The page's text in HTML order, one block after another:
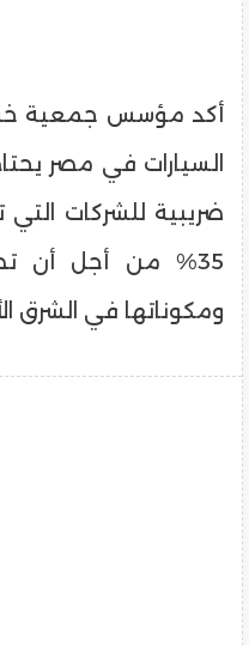
أكد مؤسس جمعية
السيارات في مصر
ضريبية للشركات
35% من أجل أن
ومكوناتها في الشرق